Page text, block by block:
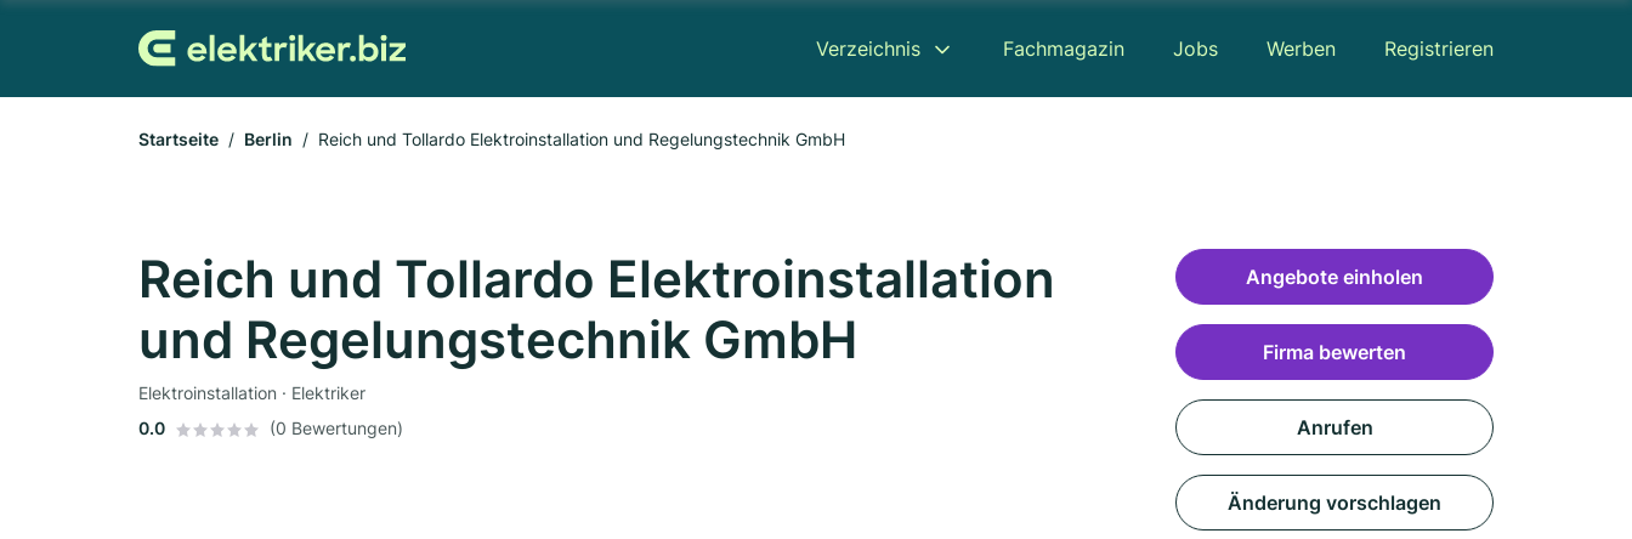
Verzeichnis Fachmagazin Jobs Werben Registrieren
Startseite Berlin Reich und Tollardo Elektroinstallation und Regelungstechnik GmbH
Reich und Tollardo Elektroinstallation
und Regelungstechnik GmbH
Elektroinstallation · Elektriker
0.0
(0 Bewertungen)
Angebote einholen
Firma bewerten
Anrufen
Änderung vorschlagen